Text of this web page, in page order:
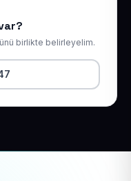
birlikte belirleyelim.